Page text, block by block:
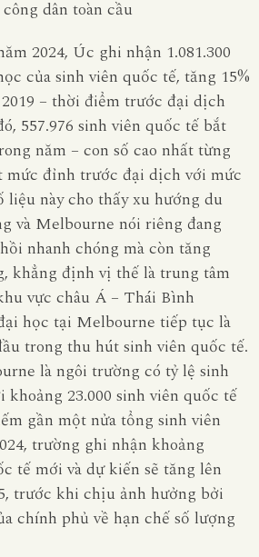
dân toàn cầu
2024, Úc ghi nhận 1.081.300
của sinh viên quốc tế, tăng 15%
– thời điểm trước đại dịch
557.976 sinh viên quốc tế bắt
năm – con số cao nhất từng
mức đỉnh trước đại dịch với mức
liệu này cho thấy xu hướng du
và Melbourne nói riêng đang
nhanh chóng mà còn tăng
khẳng định vị thế là trung tâm
vực châu Á – Thái Bình
học tại Melbourne tiếp tục là
trong thu hút sinh viên quốc tế.
là ngôi trường có tỷ lệ sinh
khoảng 23.000 sinh viên quốc tế
gần một nửa tổng sinh viên
trường ghi nhận khoảng
tế mới và dự kiến sẽ tăng lên
trước khi chịu ảnh hưởng bởi
chính phủ về hạn chế số lượng